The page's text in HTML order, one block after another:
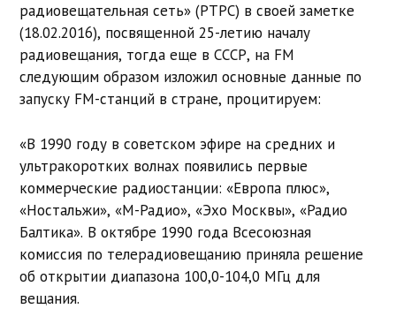
радиовещательная сеть» (РТРС) в своей заметке
(18.02.2016), посвященной 25-летию началу
радиовещания, тогда еще в СССР, на FM
следующим образом изложил основные данные по
запуску FM-станций в стране, процитируем:
«В 1990 году в советском эфире на средних и
ультракоротких волнах появились первые
коммерческие радиостанции: «Европа плюс»,
«Ностальжи», «М-Радио», «Эхо Москвы», «Радио
Балтика». В октябре 1990 года Всесоюзная
комиссия по телерадиовещанию приняла решение
об открытии диапазона 100,0-104,0 МГц для
вещания.